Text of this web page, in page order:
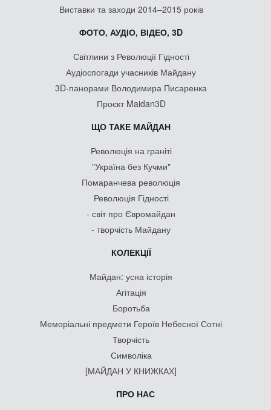
Виставки та заходи 2014–2015 років
ФОТО, АУДІО, ВІДЕО, 3D
Світлини з Революції Гідності
Аудіоспогади учасників Майдану
3D-панорами Володимира Писаренка
Проєкт Maidan3D
ЩО ТАКЕ МАЙДАН
Революція на граніті
"Україна без Кучми"
Помаранчева революція
Революція Гідності
- світ про Євромайдан
- творчість Майдану
КОЛЕКЦІЇ
Майдан: усна історія
Агітація
Боротьба
Меморіальні предмети Героїв Небесної Сотні
Творчість
Символіка
[МАЙДАН У КНИЖКАХ]
ПРО НАС